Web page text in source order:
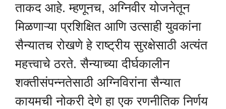
ताकद आहे. म्हणूनच, अग्निवीर योजनेतून
मिळणाऱ्या प्रशिक्षित आणि उत्साही युवकांना
सैन्यातच रोखणे हे राष्ट्रीय सुरक्षेसाठी अत्यंत
महत्त्वाचे ठरते. सैन्याच्या दीर्घकालीन
शक्तीसंपन्नतेसाठी अग्निविरांना सैन्यात
कायमची नोकरी देणे हा एक रणनीतिक निर्णय